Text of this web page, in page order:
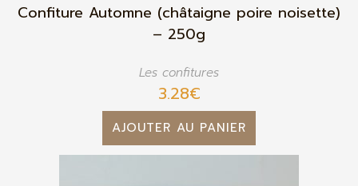
Confiture Automne (châtaigne poire noisette)
– 250g
Les confitures
3.28€
AJOUTER AU PANIER